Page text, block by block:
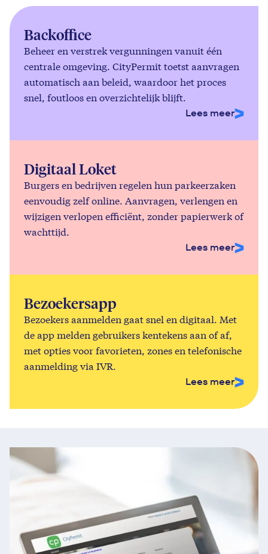
Backoffice
Beheer en verstrek vergunningen vanuit één
centrale omgeving. CityPermit toetst aanvragen
automatisch aan beleid, waardoor het proces
snel, foutloos en overzichtelijk blijft.
Lees meer
Digitaal Loket
Burgers en bedrijven regelen hun parkeerzaken
eenvoudig zelf online. Aanvragen, verlengen en
wijzigen verlopen efficiënt, zonder papierwerk of
wachttijd.
Lees meer
Bezoekersapp
Bezoekers aanmelden gaat snel en digitaal. Met
de app melden gebruikers kentekens aan of af,
met opties voor favorieten, zones en telefonische
aanmelding via IVR.
Lees meer